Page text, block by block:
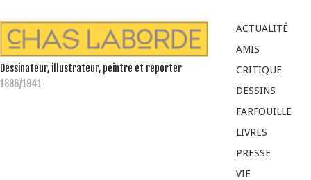
Dessinateur, illustrateur, peintre et reporter
1886/1941
ACTUALITÉ
AMIS
CRITIQUE
DESSINS
FARFOUILLE
LIVRES
PRESSE
VIE